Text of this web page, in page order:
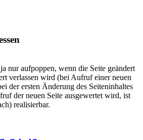
nur aufpoppen, wenn die Seite geändert
verlassen wird (bei Aufruf einer neuen
der ersten Änderung des Seiteninhaltes
der neuen Seite ausgewertet wird, ist
realisierbar.